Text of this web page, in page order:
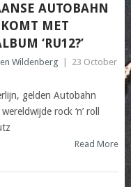
AUTOBAHN
MET
‘RU12?’
Wildenberg
23 October
gelden Autobahn
rock ‘n’ roll
Read More